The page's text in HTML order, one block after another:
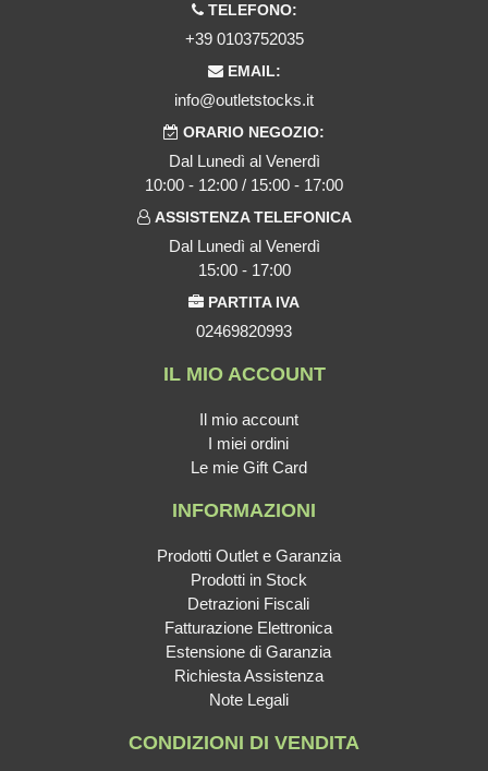
TELEFONO:
+39 0103752035
EMAIL:
info@outletstocks.it
ORARIO NEGOZIO:
Dal Lunedì al Venerdì
10:00 - 12:00 / 15:00 - 17:00
ASSISTENZA TELEFONICA
Dal Lunedì al Venerdì
15:00 - 17:00
PARTITA IVA
02469820993
IL MIO ACCOUNT
Il mio account
I miei ordini
Le mie Gift Card
INFORMAZIONI
Prodotti Outlet e Garanzia
Prodotti in Stock
Detrazioni Fiscali
Fatturazione Elettronica
Estensione di Garanzia
Richiesta Assistenza
Note Legali
CONDIZIONI DI VENDITA